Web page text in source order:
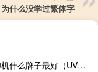
为什么没学过繁体字
uv打印机什么牌子最好（UV打印机多少钱）